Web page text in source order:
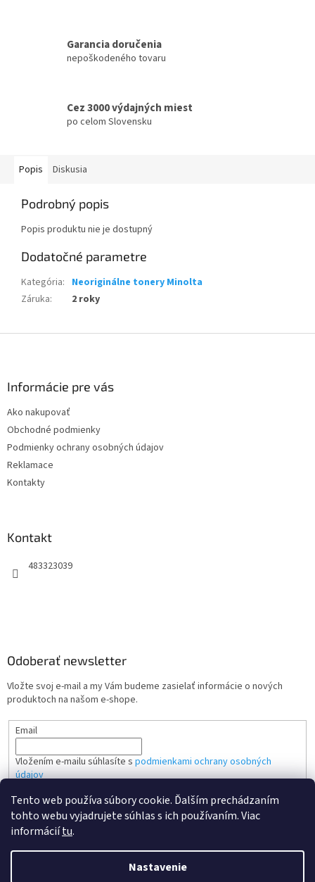
Tento web používa súbory cookie. Ďalším prechádzaním
tohto webu vyjadrujete súhlas s ich používaním. Viac
informáciítu.
Nastavenie
Garancia doručenia
nepoškodeného tovaru
Cez 3000 výdajných miest
po celom Slovensku
Popis Diskusia
Podrobný popis
Popis produktu nie je dostupný
Dodatočné parametre
Kategória: Neoriginálne tonery Minolta
Záruka: 2 roky
Informácie pre vás
Ako nakupovať
Obchodné podmienky
Podmienky ochrany osobných údajov
Reklamace
Kontakty
Kontakt
483323039
Odoberať newsletter
Vložte svoj e-mail a my Vám budeme zasielať informácie o nových
produktoch na našom e-shope.
Email
Vložením e-mailu súhlasíte s podmienkami ochrany osobných
údajov
PRIHLÁSIŤ SA
Vytvoril Shoptet